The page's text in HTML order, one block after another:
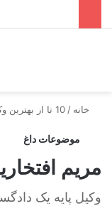
خانه / 10 تا از بهترین وکیل زاهدان 🥇【آپدیت جدید】
موضوعات داغ
مریم
وکیل پایه یک